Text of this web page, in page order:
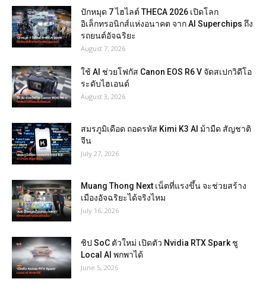
ปักหมุด 7 ไฮไลต์ THECA 2026 เปิดโลก
อิเล็กทรอนิกส์แห่งอนาคต จาก AI Superchips ถึง
รถยนต์อัจฉริยะ
August 7, 2026
ใช้ AI ช่วยโฟกัส Canon EOS R6 V จัดสเปกวิดีโอ
ระดับไฮเอนด์
August 3, 2026
สมรภูมิเดือด ถอดรหัส Kimi K3 AI ม้ามืด สัญชาติ
จีน
July 27, 2026
Muang Thong Next เน็ตที่แรงขึ้น จะช่วยสร้าง
เมืองอัจฉริยะได้จริงไหม
July 16, 2026
ชิป SoC ตัวใหม่ เปิดตัว Nvidia RTX Spark ชู
Local AI พกพาได้
June 5, 2026